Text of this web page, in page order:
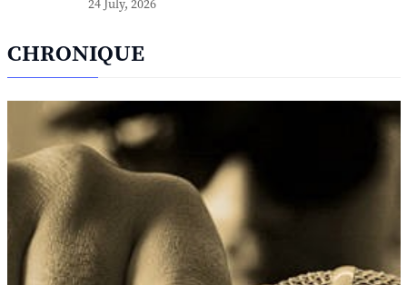
24 July, 2026
CHRONIQUE